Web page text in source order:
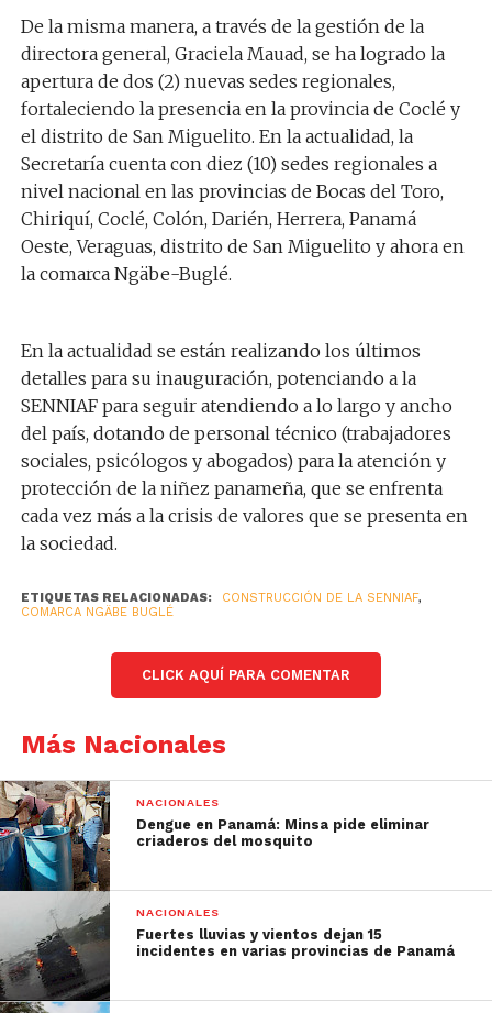
De la misma manera, a través de la gestión de la
directora general, Graciela Mauad, se ha logrado la
apertura de dos (2) nuevas sedes regionales,
fortaleciendo la presencia en la provincia de Coclé y
el distrito de San Miguelito. En la actualidad, la
Secretaría cuenta con diez (10) sedes regionales a
nivel nacional en las provincias de Bocas del Toro,
Chiriquí, Coclé, Colón, Darién, Herrera, Panamá
Oeste, Veraguas, distrito de San Miguelito y ahora en
la comarca Ngäbe-Buglé.
En la actualidad se están realizando los últimos
detalles para su inauguración, potenciando a la
SENNIAF para seguir atendiendo a lo largo y ancho
del país, dotando de personal técnico (trabajadores
sociales, psicólogos y abogados) para la atención y
protección de la niñez panameña, que se enfrenta
cada vez más a la crisis de valores que se presenta en
la sociedad.
ETIQUETAS RELACIONADAS: CONSTRUCCIÓN DE LA SENNIAF,
COMARCA NGÄBE BUGLÉ
CLICK AQUÍ PARA COMENTAR
Más Nacionales
NACIONALES
Dengue en Panamá: Minsa pide eliminar
criaderos del mosquito
NACIONALES
Fuertes lluvias y vientos dejan 15
incidentes en varias provincias de Panamá